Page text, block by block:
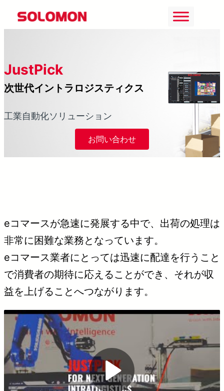
Skip
to
JustPick
次世代イントラロジスティクス
工業自動化ソリューション
お問い合わせ
eコマースが急速に発展する中で、出荷の処理は
非常に困難な業務となっています。
eコマース業者にとっては迅速に配達を行うこと
で消費者の期待に応えることができ、それが収
益を上げることへつながります。
Play